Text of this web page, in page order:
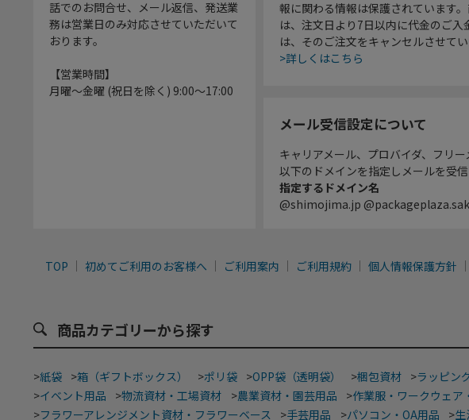
話でのお問合せ、メール返信、発送業
務は営業日のみ対応させていただいて
おります。
【営業時間】
月曜～金曜 (祝日を除く) 9:00～17:00
報に関わる情報は保護されています
は、注文日より7日以内に代金のご
は、そのご注文をキャンセルさせてい
>詳しくはこちら
メール受信設定について
キャリアメール、プロバイダ、フリ
以下のドメインを指定しメールを受
指定するドメイン名
@shimojima.jp
TOP 初めてご利用のお客様へ ご利用案内 ご利用規約 個人情報保護方針
商品カテゴリーから探す
>紙袋 >箱（ギフトボックス） >ポリ袋 >OPP袋（透明袋） >梱包資材 >ラッピン
>イベント用品 >物流資材・工場資材 >農業資材・園芸用品 >作業服・ワークウェア
>フラワーアレンジメント資材・フラワーベース >手芸用品 >パソコン・OA用品 >